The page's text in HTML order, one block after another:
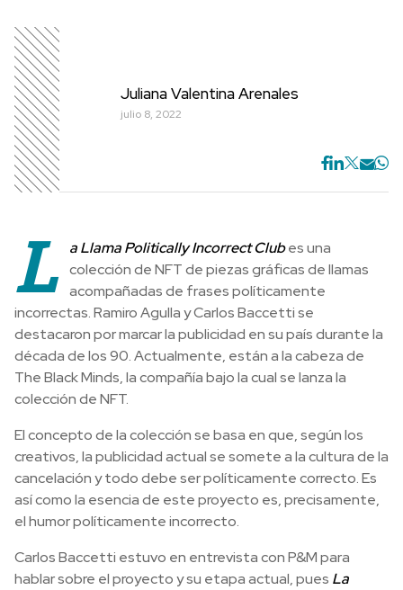
Juliana Valentina Arenales
julio 8, 2022
L a Llama Politically Incorrect Clubes una
colección de NFT de piezas gráficas de llamas
acompañadas de frases políticamente
incorrectas. Ramiro Agulla y Carlos Baccetti se
destacaron por marcar la publicidad en su país durante la
década de los 90. Actualmente, están a la cabeza de
The Black Minds, la compañía bajo la cual se lanza la
colección de NFT.
El concepto de la colección se basa en que, según los
creativos, la publicidad actual se somete a la cultura de la
cancelación y todo debe ser políticamente correcto. Es
así como la esencia de este proyecto es, precisamente,
el humor políticamente incorrecto.
Carlos Baccetti estuvo en entrevista con P&M para
hablar sobre el proyecto y su etapa actual, pues La